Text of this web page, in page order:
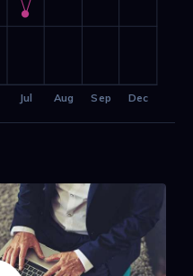
Jul Aug Sep Dec